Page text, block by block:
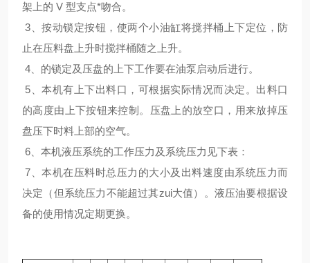
架上的 V 型支点*吻合。
3、按动锁定按钮，使两个小油缸将搅拌桶上下定位，防
止在压料盘上升时搅拌桶随之上升。
4、的锁定及压盘的上下工作要在油泵启动后进行。
5、本机有上下出料口，可根据实际情况而决定。出料口
的高度由上下按钮来控制。压盘上的放空口，用来放掉压
盘压下时料上部的空气。
6、本机液压系统的工作压力及系统压力见下表：
7、本机在压料时总压力的大小及出料速度由系统压力而
决定（但系统压力不能超过其zui大值）。液压油要根据设
备的使用情况定期更换。